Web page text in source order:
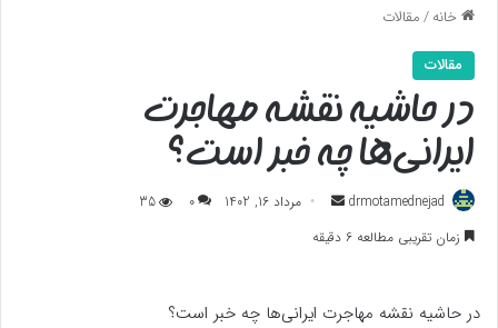
خانه/مقالات
مقالات
در حاشیه نقشه مهاجرت
ایرانی‌ها چه خبر است؟
drmotamednejad
ارسال
به
مرداد 16, 1402 0
35
زمان تقریبی مطالعه 6 دقیقه
در حاشیه نقشه مهاجرت ایرانی‌ها چه خبر است؟